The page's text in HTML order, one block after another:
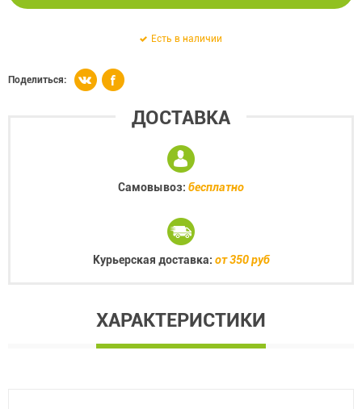
Есть в наличии
Поделиться:
ДОСТАВКА
Самовывоз: бесплатно
Курьерская доставка: от 350 руб
ХАРАКТЕРИСТИКИ